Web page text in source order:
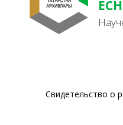
Свидетельство о